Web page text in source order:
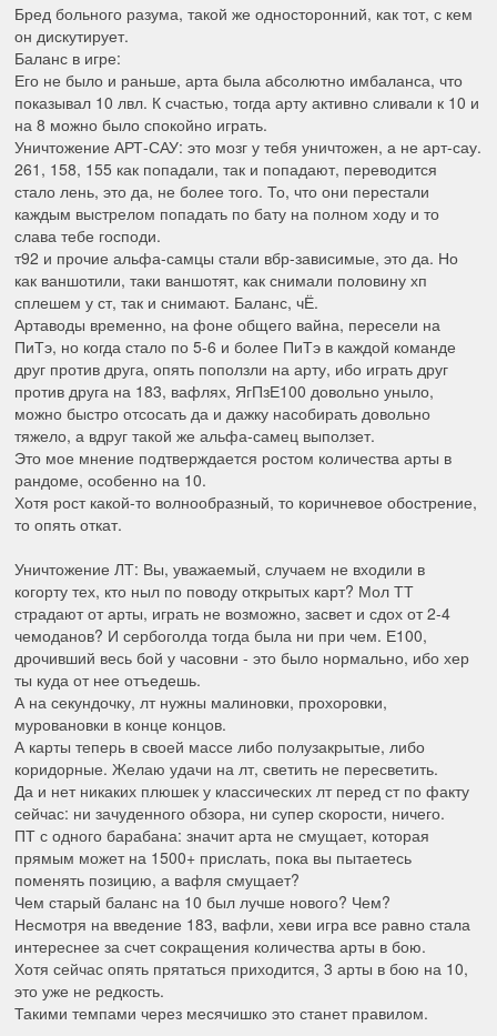
Бред больного разума, такой же односторонний, как тот, с кем
он дискутирует.
Баланс в игре:
Его не было и раньше, арта была абсолютно имбаланса, что
показывал 10 лвл. К счастью, тогда арту активно сливали к 10 и
на 8 можно было спокойно играть.
Уничтожение АРТ-САУ: это мозг у тебя уничтожен, а не арт-сау.
261, 158, 155 как попадали, так и попадают, переводится
стало лень, это да, не более того. То, что они перестали
каждым выстрелом попадать по бату на полном ходу и то
слава тебе господи.
т92 и прочие альфа-самцы стали вбр-зависимые, это да. Но
как ваншотили, таки ваншотят, как снимали половину хп
сплешем у ст, так и снимают. Баланс, чЁ.
Артаводы временно, на фоне общего вайна, пересели на
ПиТэ, но когда стало по 5-6 и более ПиТэ в каждой команде
друг против друга, опять поползли на арту, ибо играть друг
против друга на 183, вафлях, ЯгПзЕ100 довольно уныло,
можно быстро отсосать да и дажку насобирать довольно
тяжело, а вдруг такой же альфа-самец выползет.
Это мое мнение подтверждается ростом количества арты в
рандоме, особенно на 10.
Хотя рост какой-то волнообразный, то коричневое обострение,
то опять откат.
Уничтожение ЛТ: Вы, уважаемый, случаем не входили в
когорту тех, кто ныл по поводу открытых карт? Мол ТТ
страдают от арты, играть не возможно, засвет и сдох от 2-4
чемоданов? И сербоголда тогда была ни при чем. Е100,
дрочивший весь бой у часовни - это было нормально, ибо хер
ты куда от нее отъедешь.
А на секундочку, лт нужны малиновки, прохоровки,
муровановки в конце концов.
А карты теперь в своей массе либо полузакрытые, либо
коридорные. Желаю удачи на лт, светить не пересветить.
Да и нет никаких плюшек у классических лт перед ст по факту
сейчас: ни зачуденного обзора, ни супер скорости, ничего.
ПТ с одного барабана: значит арта не смущает, которая
прямым может на 1500+ прислать, пока вы пытаетесь
поменять позицию, а вафля смущает?
Чем старый баланс на 10 был лучше нового? Чем?
Несмотря на введение 183, вафли, хеви игра все равно стала
интереснее за счет сокращения количества арты в бою.
Хотя сейчас опять прятаться приходится, 3 арты в бою на 10,
это уже не редкость.
Такими темпами через месячишко это станет правилом.